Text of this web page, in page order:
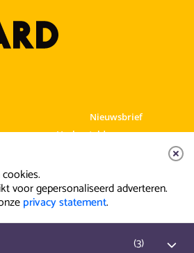
Nieuwsbrief
Veelgestelde vragen
voor gepersonaliseerd adverteren.
privacy statement.
(3)